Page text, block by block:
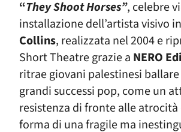
“They Shoot Horses”, celebre
installazione dell’artista visivo
Collins, realizzata nel 2004 e
Short Theatre grazie a NERO
ritrae giovani palestinesi
grandi successi pop, come un
resistenza di fronte alle
forma di una fragile ma